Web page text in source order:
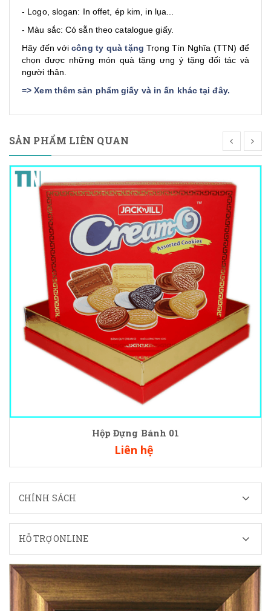
- Logo, slogan: In offet, ép kim, in lụa...
- Màu sắc: Có sẵn theo catalogue giấy.
Hãy đến vớicông ty quà tặng Trọng Tín Nghĩa (TTN) để
chọn được những món quà tặng ưng ý tặng đối tác và
người thân.
=>Xem thêm sản phẩm giấy và in ấn khác tại đây.
SẢN PHẨM LIÊN QUAN
Hộp Đựng Bánh 01
Liên hệ
CHÍNH SÁCH
HỖ TRỢ ONLINE